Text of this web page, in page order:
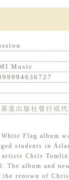
Music
道出版社發行或
students in
artists Chris
The album and
renown of